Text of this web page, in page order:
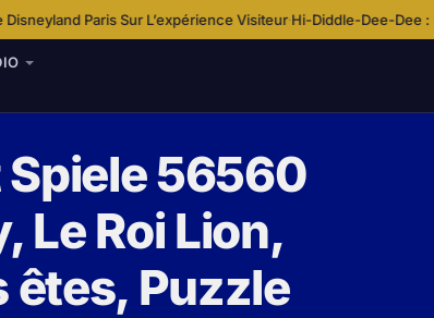
L’expérience Visiteur·Hi-Diddle-Dee-Dee : Une chanson au
56560
Le Roi Lion,
êtes, Puzzle